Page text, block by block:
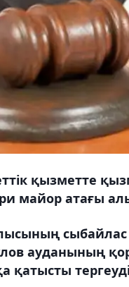
қызметте
майор атағы
сыбайлас
ауданының
қатысты